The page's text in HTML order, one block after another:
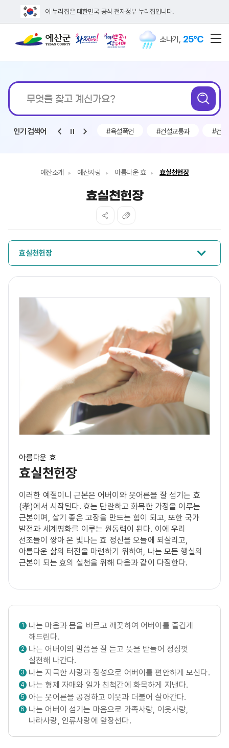
이 누리집은 대한민국 공식 전자정부 누리집입니다.
소나기 , 25℃
통합검색
찾고
계신가요?
검
인기 검색어
#채용 #전기차 보조금 #욕설폭언 #건설교통과 #건설
예산소개 예산자랑 아름다운 효 효실천헌장
효실천헌장
효실천헌장
아름다운 효
효실천헌장
이러한 예절이니 근본은 어버이와 웃어른을 잘 섬기는 효
(孝)에서 시작된다. 효는 단란하고 화목한 가정을 이루는
근본이며, 살기 좋은 고장을 만드는 힘이 되고, 또한 국가
발전과 세계평화를 이루는 원동력이 된다. 이에 우리
선조들이 쌓아 온 빛나는 효 정신을 오늘에 되살리고,
아름다운 삶의 터전을 마련하기 위하여, 나는 모든 행실의
근본이 되는 효의 실천을 위해 다음과 같이 다짐한다.
1
나는 마음과 몸을 바르고 깨끗하여 어버이를 즐겁게
해드린다.
2
나는 어버이의 말씀을 잘 듣고 뜻을 받들어 정성껏
실천해 나간다.
3 나는 지극한 사랑과 정성으로 어버이를 편안하게 모신다.
4 나는 형제 자매와 일가 친척간에 화목하게 지낸다.
5 아는 웃어른을 공경하고 이웃과 더불어 살아간다.
6
나는 어버이 섬기는 마음으로 가족사랑, 이웃사랑,
나라사랑, 인류사랑에 앞장선다.